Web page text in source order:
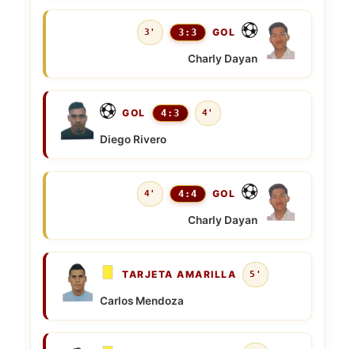
3' 3:3 GOL
Charly Dayan
GOL 4:3 4'
Diego Rivero
4' 4:4 GOL
Charly Dayan
TARJETA AMARILLA 5'
Carlos Mendoza